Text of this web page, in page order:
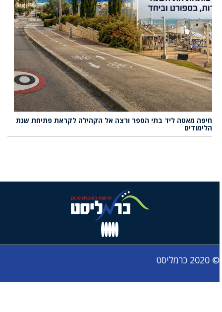
חיפה מאטה ליד בתי הספר ורצה אל הקהילה לקראת פתיחת שנת
הלימודים
© 2020 כרמליסט